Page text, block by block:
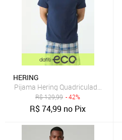
HERING
Pijama Hering Quadriculado Azul
R$129,99 - 42%
R$74,99 no Pix